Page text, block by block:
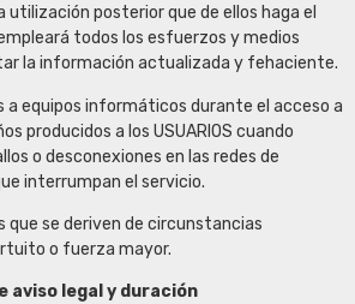
posterior que de ellos haga el
empleará todos los esfuerzos y medios
la información actualizada y fehaciente.
a equipos informáticos durante el acceso a
producidos a los USUARIOS cuando
o desconexiones en las redes de
interrumpan el servicio.
que se deriven de circunstancias
o fuerza mayor.
aviso legal y duración